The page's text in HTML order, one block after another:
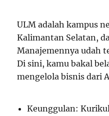
ULM adalah kampus
Kalimantan Selatan,
Manajemennya udah
Di sini, kamu bakal
mengelola bisnis dari
Keunggulan: